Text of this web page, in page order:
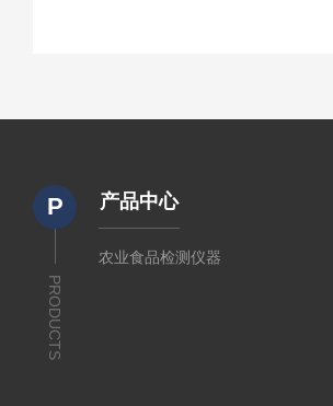
P
PRODUCTS
产品中心
农业食品检测仪器